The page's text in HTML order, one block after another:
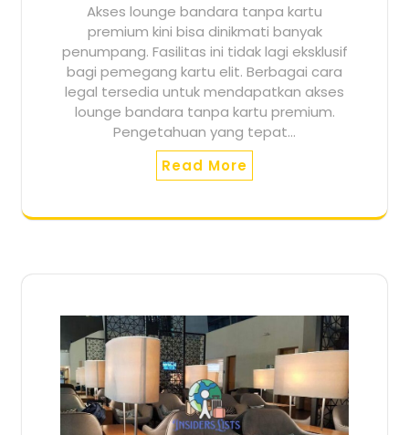
Akses lounge bandara tanpa kartu
premium kini bisa dinikmati banyak
penumpang. Fasilitas ini tidak lagi eksklusif
bagi pemegang kartu elit. Berbagai cara
legal tersedia untuk mendapatkan akses
lounge bandara tanpa kartu premium.
Pengetahuan yang tepat…
Read More